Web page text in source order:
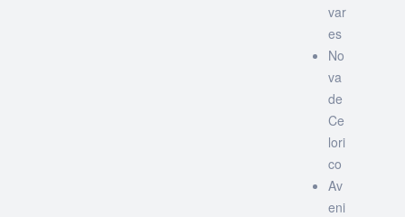
var
es
No
va
de
Ce
lori
co
Av
eni